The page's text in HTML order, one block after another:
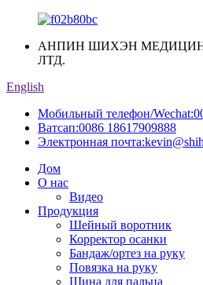
АНПИН ШИХЭН
ЛТД.
English
Мобильный телефон/Wechat:
Ватсап:0086 18617909888
Электронная почта:
Дом
О нас
Видео
Продукция
Шейный воротник
Корректор осанки
Бандаж/ортез на руку
Повязка на руку
Шина для пальца